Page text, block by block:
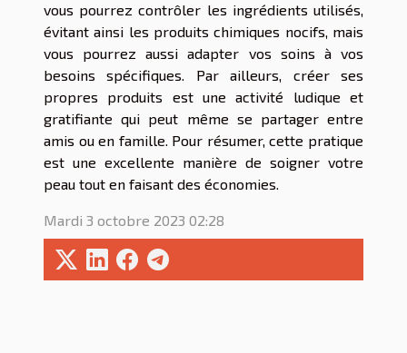
vous pourrez contrôler les ingrédients utilisés,
évitant ainsi les produits chimiques nocifs, mais
vous pourrez aussi adapter vos soins à vos
besoins spécifiques. Par ailleurs, créer ses
propres produits est une activité ludique et
gratifiante qui peut même se partager entre
amis ou en famille. Pour résumer, cette pratique
est une excellente manière de soigner votre
peau tout en faisant des économies.
Mardi 3 octobre 2023 02:28